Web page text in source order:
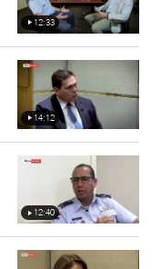
Video
duration
12
33
seconds
12:33
Video
duration
14
12
seconds
14:12
Video
duration
12
40
seconds
12:40